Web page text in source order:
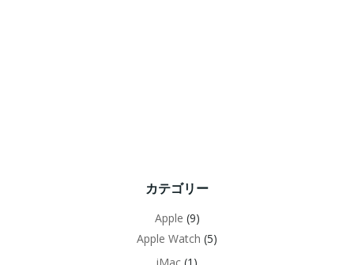
カテゴリー
Apple (9)
Apple Watch (5)
iMac (1)